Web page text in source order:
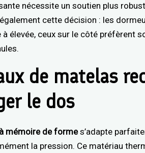
nécessite un soutien plus
cette décision : les
à élevée, ceux sur le côté préfèrent
de matelas
le dos
mémoire de formes’adapte
la pression. Ce matériau